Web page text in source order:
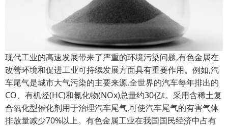
现代工业的高速发展带来了严重的环境污染问题,有色金属在
改善环境和促进工业可持续发展方面具有重要作用。例如,汽
车尾气是城市大气污染的主要来源,全世界的汽车每年排出的
CO、有机烃(HC)和氮化物(NOx)总量约30亿t。采用含稀土复
合氧化型催化剂用于治理汽车尾气,可使汽车尾气的有害气体
排放量减少70%以上。有色金属工业在我国国民经济中占有